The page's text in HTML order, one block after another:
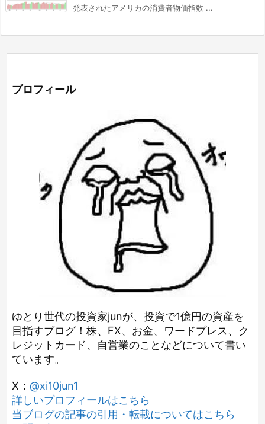
発表されたアメリカの消費者物価指数 ...
プロフィール
ゆとり世代の投資家junが、投資で1億円の資産を
目指すブログ！株、FX、お金、ワードプレス、ク
レジットカード、自営業のことなどについて書い
ています。
X： @xi10jun1
詳しいプロフィールはこちら
当ブログの記事の引用・転載についてはこちら